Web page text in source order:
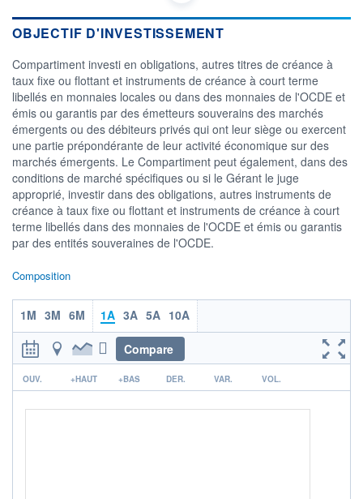
Obligations Marchés
Emergents Emprunts
Privés
FONDS PARTENAIRES
TARIFS PRIVILÉGIÉS 0%
ÉLIGIBILITÉ
PEA PEA-PME BOURSOVIE LUX
BOURSOVIE
CTO BUSINESS
Non éligible Boursobank
ACTIF NET (EUR)
85M / 31.07.26
RISQUE DU FONDS (SRI)
3/7
+ PORTEFEUILLE + LISTE
OBJECTIF D'INVESTISSEMENT
Compartiment investi en obligations, autres titres de créance à
taux fixe ou flottant et instruments de créance à court terme
libellés en monnaies locales ou dans des monnaies de l'OCDE et
émis ou garantis par des émetteurs souverains des marchés
émergents ou des débiteurs privés qui ont leur siège ou exercent
une partie prépondérante de leur activité économique sur des
marchés émergents. Le Compartiment peut également, dans des
conditions de marché spécifiques ou si le Gérant le juge
approprié, investir dans des obligations, autres instruments de
créance à taux fixe ou flottant et instruments de créance à court
terme libellés dans des monnaies de l'OCDE et émis ou garantis
par des entités souveraines de l'OCDE.
Composition
1M 3M 6M 1A 3A 5A 10A
Compare
r
OUV. +HAUT +BAS DER. VAR. VOL.